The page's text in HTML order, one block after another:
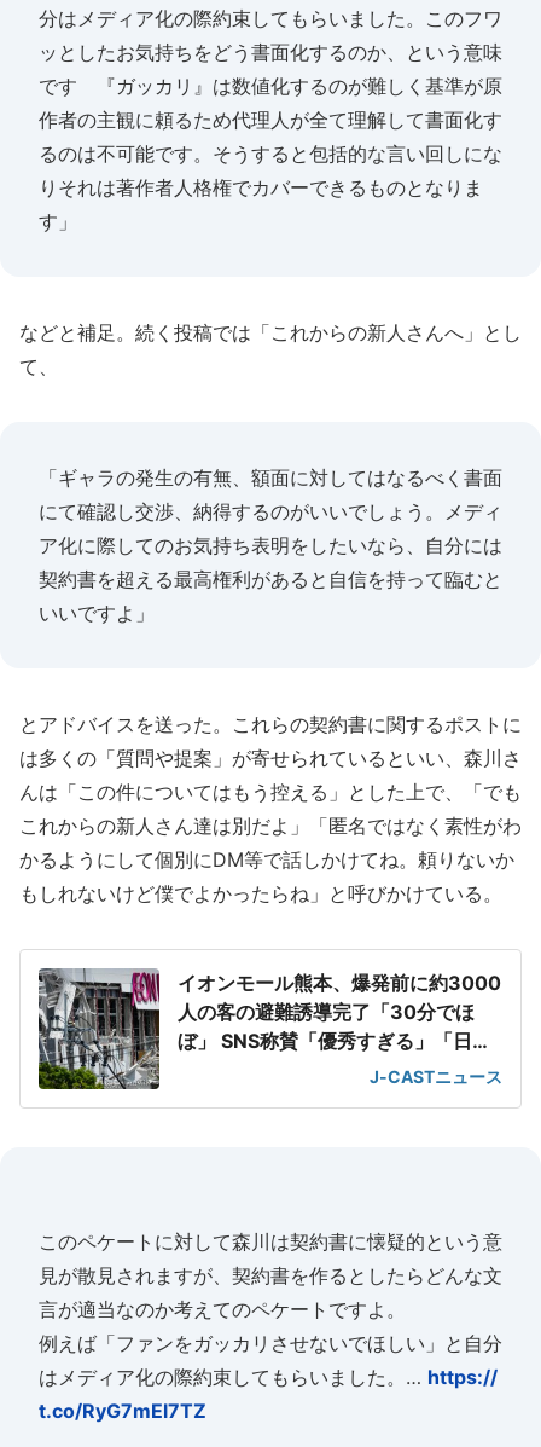
分はメディア化の際約束してもらいました。このフワ
ッとしたお気持ちをどう書面化するのか、という意味
です 『ガッカリ』は数値化するのが難しく基準が原
作者の主観に頼るため代理人が全て理解して書面化す
るのは不可能です。そうすると包括的な言い回しにな
りそれは著作者人格権でカバーできるものとなりま
す」
などと補足。続く投稿では「これからの新人さんへ」とし
て、
「ギャラの発生の有無、額面に対してはなるべく書面
にて確認し交渉、納得するのがいいでしょう。メディ
ア化に際してのお気持ち表明をしたいなら、自分には
契約書を超える最高権利があると自信を持って臨むと
いいですよ」
とアドバイスを送った。これらの契約書に関するポストに
は多くの「質問や提案」が寄せられているといい、森川さ
んは「この件についてはもう控える」とした上で、「でも
これからの新人さん達は別だよ」「匿名ではなく素性がわ
かるようにして個別にDM等で話しかけてね。頼りないか
もしれないけど僕でよかったらね」と呼びかけている。
イオンモール熊本、爆発前に約3000
人の客の避難誘導完了「30分でほ
ぼ」 SNS称賛「優秀すぎる」「日頃
J-CASTニュース
このペケートに対して森川は契約書に懐疑的という意
見が散見されますが、契約書を作るとしたらどんな文
言が適当なのか考えてのペケートですよ。
例えば「ファンをガッカリさせないでほしい」と自分
はメディア化の際約束してもらいました。… https://
t.co/RyG7mEl7TZ